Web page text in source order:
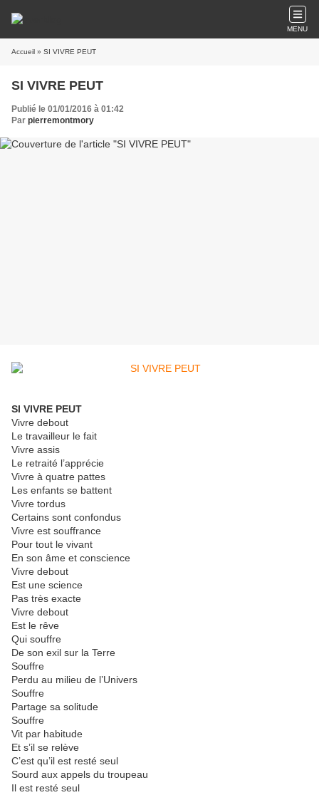
MENU
Accueil » SI VIVRE PEUT
SI VIVRE PEUT
Publié le 01/01/2016 à 01:42
Par pierremontmory
SI VIVRE PEUT
Vivre debout
Le travailleur le fait
Vivre assis
Le retraité l’apprécie
Vivre à quatre pattes
Les enfants se battent
Vivre tordus
Certains sont confondus
Vivre est souffrance
Pour tout le vivant
En son âme et conscience
Vivre debout
Est une science
Pas très exacte
Vivre debout
Est le rêve
Qui souffre
De son exil sur la Terre
Souffre
Perdu au milieu de l’Univers
Souffre
Partage sa solitude
Souffre
Vit par habitude
Et s’il se relève
C’est qu’il est resté seul
Sourd aux appels du troupeau
Il est resté seul